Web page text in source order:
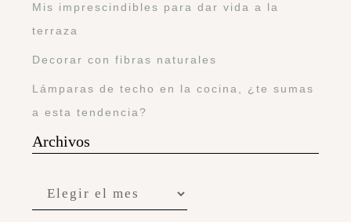
Mis imprescindibles para dar vida a la
terraza
Decorar con fibras naturales
Lámparas de techo en la cocina, ¿te sumas
a esta tendencia?
Archivos